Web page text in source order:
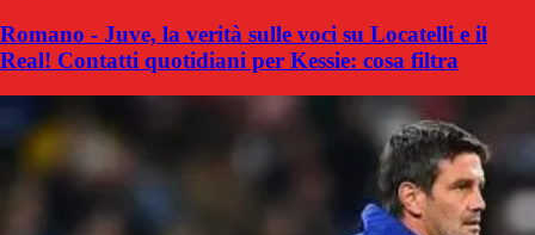
Romano - Juve, la verità sulle voci su Locatelli e il
Real! Contatti quotidiani per Kessie: cosa filtra